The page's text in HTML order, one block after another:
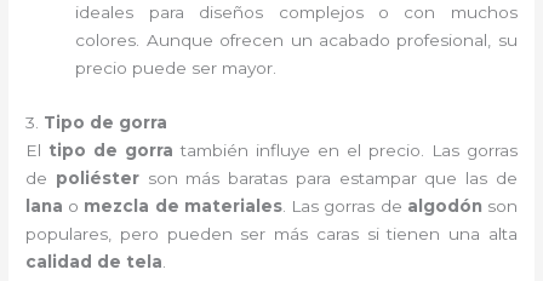
ideales para diseños complejos o con muchos
colores. Aunque ofrecen un acabado profesional, su
precio puede ser mayor.
3. Tipo de gorra
El tipo de gorra también influye en el precio. Las gorras
de poliésterson más baratas para estampar que las de
lana o mezcla de materiales. Las gorras de algodón son
populares, pero pueden ser más caras si tienen una alta
calidad de tela